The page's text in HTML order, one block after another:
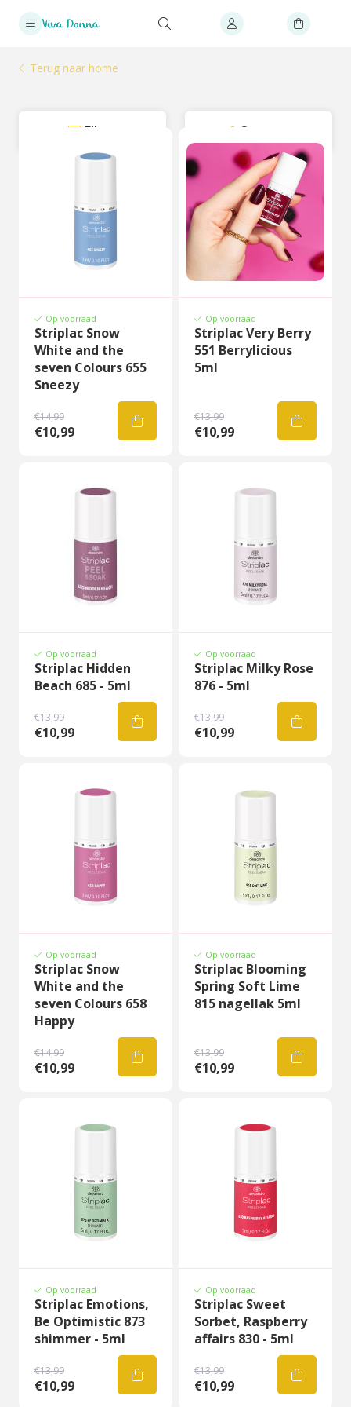
Terug naar home
Filter Sorteer
Op voorraad
Striplac Snow
White and the
seven Colours 655
Sneezy
€14,99
€10,99
Op voorraad
Striplac Very Berry
551 Berrylicious
5ml
€13,99
€10,99
Op voorraad
Striplac Hidden
Beach 685 - 5ml
€13,99
€10,99
Op voorraad
Striplac Milky Rose
876 - 5ml
€13,99
€10,99
Op voorraad
Striplac Snow
White and the
seven Colours 658
Happy
€14,99
€10,99
Op voorraad
Striplac Blooming
Spring Soft Lime
815 nagellak 5ml
€13,99
€10,99
Op voorraad
Striplac Emotions,
Be Optimistic 873
shimmer - 5ml
€13,99
€10,99
Op voorraad
Striplac Sweet
Sorbet, Raspberry
affairs 830 - 5ml
€13,99
€10,99